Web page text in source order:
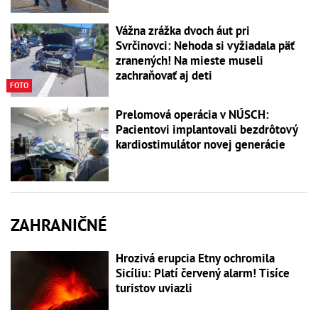
FOTO
Vážna zrážka dvoch áut pri
Svrčinovci: Nehoda si vyžiadala päť
zranených! Na mieste museli
zachraňovať aj deti
Prelomová operácia v NÚSCH:
Pacientovi implantovali bezdrôtový
kardiostimulátor novej generácie
ZAHRANIČNÉ
Hrozivá erupcia Etny ochromila
Sicíliu: Platí červený alarm! Tisíce
turistov uviazli